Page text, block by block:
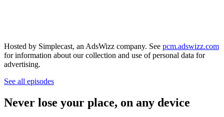
Hosted by Simplecast, an AdsWizz company. See pcm.adswizz.com
for information about our collection and use of personal data for
advertising.
See all episodes
Never lose your place, on any device